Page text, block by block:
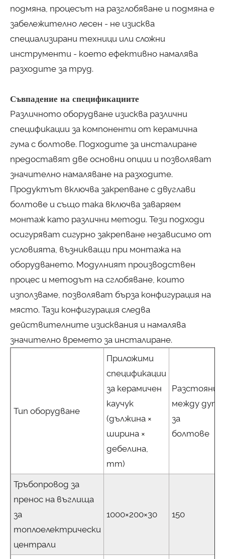
подмяна, процесът на разглобяване и подмяна е
забележително лесен - не изисква
специализирани техници или сложни
инструменти - което ефективно намалява
разходите за труд.
Съвпадение на спецификациите
Различното оборудване изисква различни
спецификации за компоненти от керамична
гума с болтове. Подходите за инсталиране
предоставят две основни опции и позволяват
значително намаляване на разходите.
Продуктът включва закрепване с двуглави
болтове и също така включва заваряем
монтаж като различни методи. Тези подходи
осигуряват сигурно закрепване независимо от
условията, възникващи при монтажа на
оборудването. Модулният производствен
процес и методът на сглобяване, които
използваме, позволяват бърза конфигурация на
място. Тази конфигурация следва
действителните изисквания и намалява
значително времето за инсталиране.
Тип оборудване
Приложими
спецификации
за керамичен
каучук
(дължина ×
ширина ×
дебелина,
mm)
Разстояние
между
за
болтове（
Тръбопровод за
пренос на въглища
за
топлоелектрически
централи
1000×200×30 150